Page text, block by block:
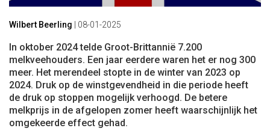
Wilbert Beerling 08-01-2025
In oktober 2024 telde Groot-Brittannië 7.200
melkveehouders. Een jaar eerdere waren het er nog 300
meer. Het merendeel stopte in de winter van 2023 op
2024. Druk op de winstgevendheid in die periode heeft
de druk op stoppen mogelijk verhoogd. De betere
melkprijs in de afgelopen zomer heeft waarschijnlijk het
omgekeerde effect gehad.